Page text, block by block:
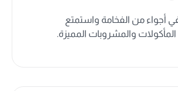
أجواء من الفخامة واستمتع
والمشروبات المميزة.